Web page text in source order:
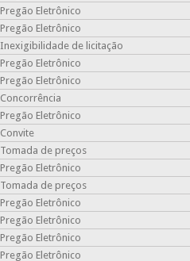
Pregão Eletrônico
Pregão Eletrônico
Inexigibilidade de licitação
Pregão Eletrônico
Pregão Eletrônico
Concorrência
Pregão Eletrônico
Convite
Tomada de preços
Pregão Eletrônico
Tomada de preços
Pregão Eletrônico
Pregão Eletrônico
Pregão Eletrônico
Pregão Eletrônico